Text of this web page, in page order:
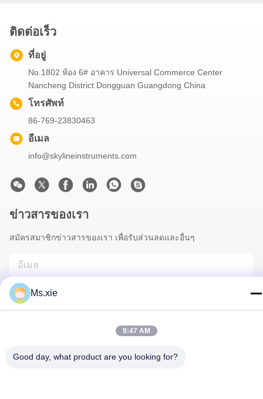
ติดต่อเร็ว
ที่อยู่
No.1802 ห้อง 6# อาคาร Universal Commerce Center
Nancheng District Dongguan Guangdong China
โทรศัพท์
86-769-23830463
อีเมล
info@skylineinstruments.com
ข่าวสารของเรา
สมัครสมาชิกข่าวสารของเรา เพื่อรับส่วนลดและอื่นๆ
ติดต่อเรา
Ms.xie
9:47 AM
Good day, what product are you looking for?